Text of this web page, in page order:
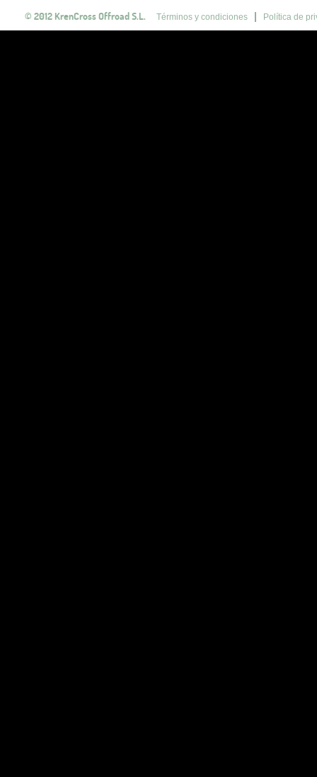
© 2012 KrenCross Offroad S.L. Términos y condiciones Política de